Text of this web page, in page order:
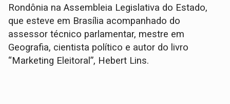
Rondônia na Assembleia Legislativa do Estado,
que esteve em Brasília acompanhado do
assessor técnico parlamentar, mestre em
Geografia, cientista político e autor do livro
“Marketing Eleitoral”, Hebert Lins.